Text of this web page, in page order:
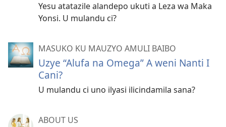
Yesu atatazile alandepo ukuti a Leza wa Maka
Yonsi. U mulandu ci?
MASUKO KU MAUZYO AMULI BAIBO
Uzye “Alufa na Omega” A weni Nanti I
Cani?
U mulandu ci uno ilyasi ilicindamila sana?
ABOUT US